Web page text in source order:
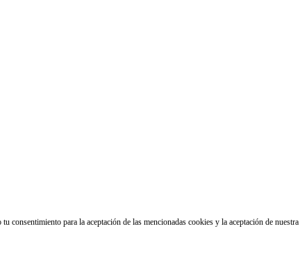
consentimiento para la aceptación de las mencionadas cookies y la aceptación de nuestra